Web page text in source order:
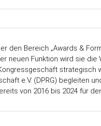
den Bereich „Awards &
neuen Funktion wird sie
strategisch
e.V. (DPRG) begleiten
von 2016 bis 2024 für